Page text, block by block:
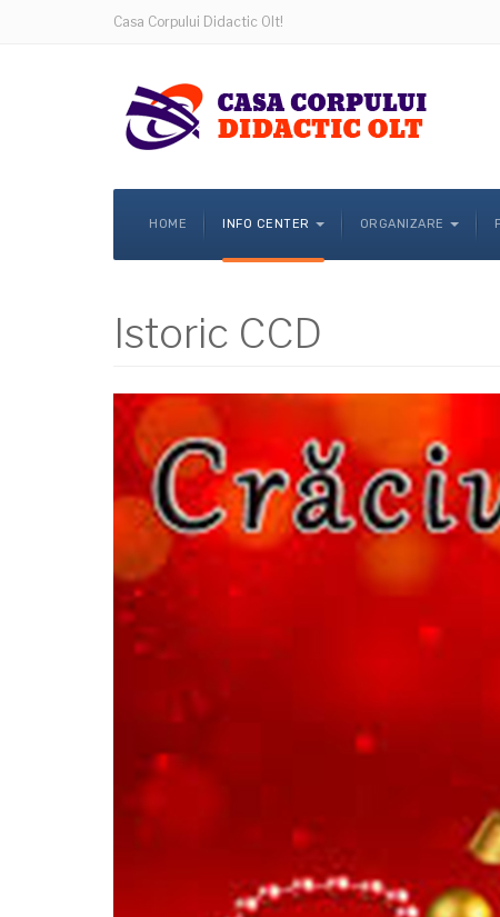
Casa Corpului Didactic Olt!
HOME INFO CENTER ORGANIZARE
Istoric CCD